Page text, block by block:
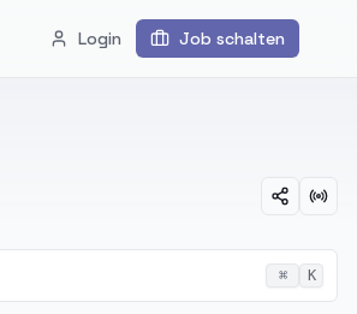
Login Job schalten
⌘ K